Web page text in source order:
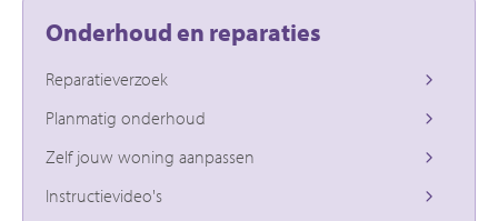
Onderhoud en reparaties
Reparatieverzoek
Planmatig onderhoud
Zelf jouw woning aanpassen
Instructievideo's